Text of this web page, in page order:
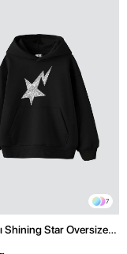
7
Shining Star Oversize